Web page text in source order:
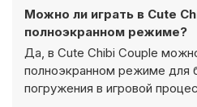
Можно ли играть в Cute
полноэкранном режиме?
Да, в Cute Chibi Couple
полноэкранном режиме для
погружения в игровой